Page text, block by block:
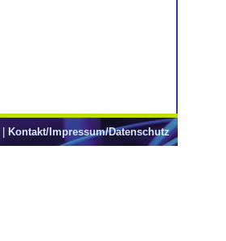
Kontakt/Impressum/Datenschutz